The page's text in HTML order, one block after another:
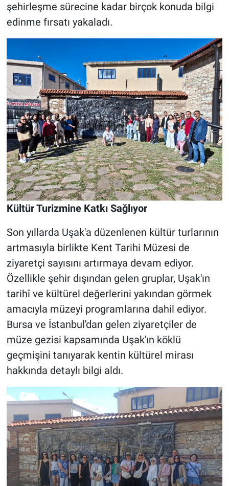
şehirleşme sürecine kadar birçok konuda bilgi
edinme fırsatı yakaladı.
Kültür Turizmine Katkı Sağlıyor
Son yıllarda Uşak'a düzenlenen kültür turlarının
artmasıyla birlikte Kent Tarihi Müzesi de
ziyaretçi sayısını artırmaya devam ediyor.
Özellikle şehir dışından gelen gruplar, Uşak'ın
tarihî ve kültürel değerlerini yakından görmek
amacıyla müzeyi programlarına dahil ediyor.
Bursa ve İstanbul'dan gelen ziyaretçiler de
müze gezisi kapsamında Uşak'ın köklü
geçmişini tanıyarak kentin kültürel mirası
hakkında detaylı bilgi aldı.